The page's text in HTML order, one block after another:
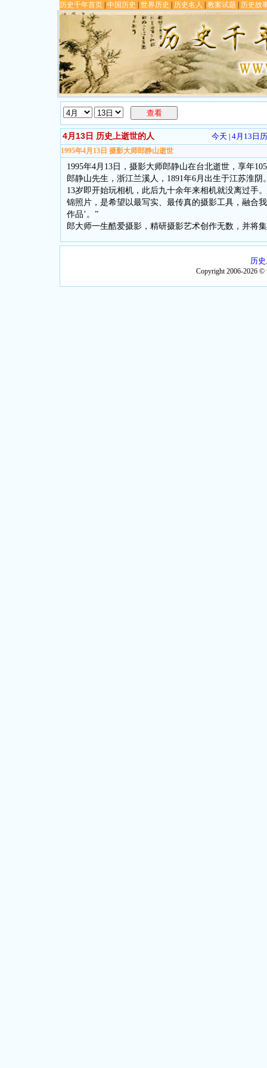
历史千年首页 中国历史 世界历史 历史名人 教案试题 历史故
查看
4月13日 历史上逝世的人 今天 4月13日
1995年4月13日 摄影大师郎静山逝世
1995年4月13日，摄影大师郎静山在台北逝世，享年
郎静山先生，浙江兰溪人，1891年6月出生于江苏淮阴
13岁即开始玩相机，此后九十余年来相机就没离过手
锦照片，是希望以最写实、最传真的摄影工具，融合
作品’。”
郎大师一生酷爱摄影，精研摄影艺术创作无数，并将
历
Copyright 2006-2026